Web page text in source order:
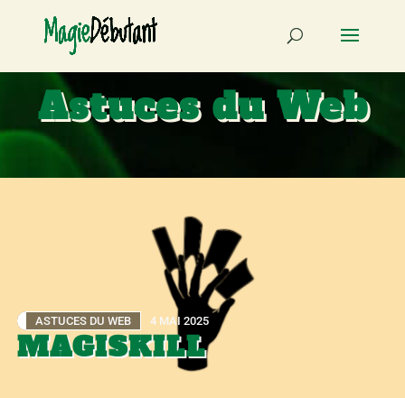
Astuces du Web
ASTUCES DU WEB 4 MAI 2025
MAGISKILL